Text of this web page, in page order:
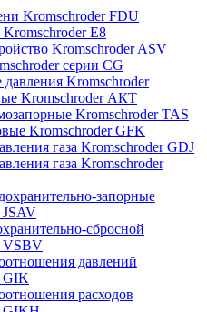
Kromschroder FDU
E8
Kromschroder ASV
серии CG
давления Kromschroder
Kromschroder АКТ
Kromschroder TAS
Kromschroder GFK
газа Kromschroder GDJ
газа Kromschroder
запорные
JSAV
сбросной
VSBV
давлений
GIK
расходов